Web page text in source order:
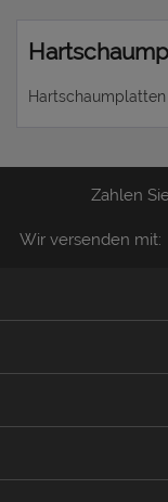
Zahlen
Wir versenden mit: